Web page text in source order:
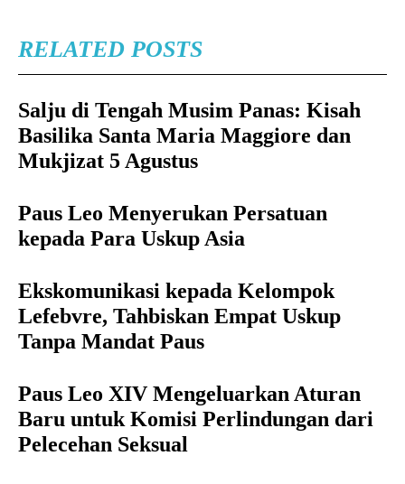
RELATED POSTS
Salju di Tengah Musim Panas: Kisah
Basilika Santa Maria Maggiore dan
Mukjizat 5 Agustus
Paus Leo Menyerukan Persatuan
kepada Para Uskup Asia
Ekskomunikasi kepada Kelompok
Lefebvre, Tahbiskan Empat Uskup
Tanpa Mandat Paus
Paus Leo XIV Mengeluarkan Aturan
Baru untuk Komisi Perlindungan dari
Pelecehan Seksual